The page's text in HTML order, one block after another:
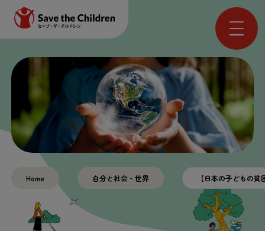
Home 自分と社会・ 世界 【日本の子どもの貧